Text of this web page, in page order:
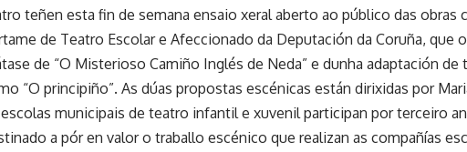
teñen esta fin de semana ensaio xeral aberto ao público das obras
de Teatro Escolar e Afeccionado da Deputación da Coruña, que
de “O Misterioso Camiño Inglés de Neda” e dunha adaptación
“O principiño”. As dúas propostas escénicas están dirixidas por
municipais de teatro infantil e xuvenil participan por terceiro
a pór en valor o traballo escénico que realizan as compañías